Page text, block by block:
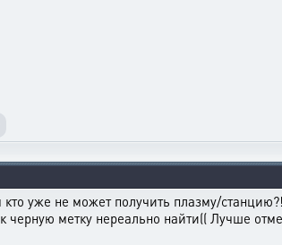
кто уже не может получить плазму/
черную метку нереально найти(( Лучше